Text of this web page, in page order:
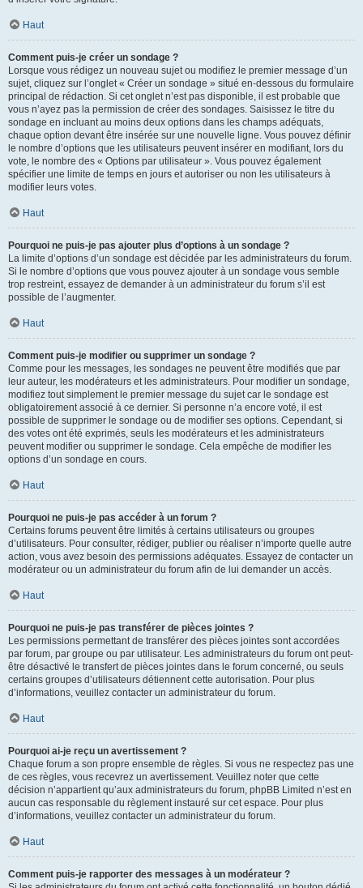
Haut
Comment puis-je créer un sondage ?
Lorsque vous rédigez un nouveau sujet ou modifiez le premier message d’un
sujet, cliquez sur l’onglet « Créer un sondage » situé en-dessous du formulaire
principal de rédaction. Si cet onglet n’est pas disponible, il est probable que
vous n’ayez pas la permission de créer des sondages. Saisissez le titre du
sondage en incluant au moins deux options dans les champs adéquats,
chaque option devant être insérée sur une nouvelle ligne. Vous pouvez définir
le nombre d’options que les utilisateurs peuvent insérer en modifiant, lors du
vote, le nombre des « Options par utilisateur ». Vous pouvez également
spécifier une limite de temps en jours et autoriser ou non les utilisateurs à
modifier leurs votes.
Haut
Pourquoi ne puis-je pas ajouter plus d’options à un sondage ?
La limite d’options d’un sondage est décidée par les administrateurs du forum.
Si le nombre d’options que vous pouvez ajouter à un sondage vous semble
trop restreint, essayez de demander à un administrateur du forum s’il est
possible de l’augmenter.
Haut
Comment puis-je modifier ou supprimer un sondage ?
Comme pour les messages, les sondages ne peuvent être modifiés que par
leur auteur, les modérateurs et les administrateurs. Pour modifier un sondage,
modifiez tout simplement le premier message du sujet car le sondage est
obligatoirement associé à ce dernier. Si personne n’a encore voté, il est
possible de supprimer le sondage ou de modifier ses options. Cependant, si
des votes ont été exprimés, seuls les modérateurs et les administrateurs
peuvent modifier ou supprimer le sondage. Cela empêche de modifier les
options d’un sondage en cours.
Haut
Pourquoi ne puis-je pas accéder à un forum ?
Certains forums peuvent être limités à certains utilisateurs ou groupes
d’utilisateurs. Pour consulter, rédiger, publier ou réaliser n’importe quelle autre
action, vous avez besoin des permissions adéquates. Essayez de contacter un
modérateur ou un administrateur du forum afin de lui demander un accès.
Haut
Pourquoi ne puis-je pas transférer de pièces jointes ?
Les permissions permettant de transférer des pièces jointes sont accordées
par forum, par groupe ou par utilisateur. Les administrateurs du forum ont peut-
être désactivé le transfert de pièces jointes dans le forum concerné, ou seuls
certains groupes d’utilisateurs détiennent cette autorisation. Pour plus
d’informations, veuillez contacter un administrateur du forum.
Haut
Pourquoi ai-je reçu un avertissement ?
Chaque forum a son propre ensemble de règles. Si vous ne respectez pas une
de ces règles, vous recevrez un avertissement. Veuillez noter que cette
décision n’appartient qu’aux administrateurs du forum, phpBB Limited n’est en
aucun cas responsable du règlement instauré sur cet espace. Pour plus
d’informations, veuillez contacter un administrateur du forum.
Haut
Comment puis-je rapporter des messages à un modérateur ?